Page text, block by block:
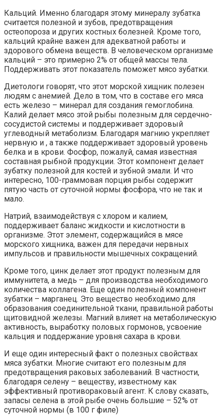
Кальций. Именно благодаря этому минералу зубатка
считается полезной и зубов, предотвращения
остеопороза и других костных болезней. Кроме того,
кальций крайне важен для адекватной работы и
здорового обмена веществ. В человеческом организме
кальций – это примерно 2% от общей массы тела.
Поддерживать этот показатель поможет мясо зубатки.
Диетологи говорят, что этот морской хищник полезен
людям с анемией. Дело в том, что в составе его мяса
есть железо – минерал для создания гемоглобина.
Калий делает мясо этой рыбы полезным для сердечно-
сосудистой системы и поддерживает здоровый
углеводный метаболизм. Благодаря магнию укрепляет
нервную и , а также поддерживает здоровый уровень
белка и в крови. Фосфор, пожалуй, самая известная
составная рыбной продукции. Этот компонент делает
зубатку полезной для костей и зубной эмали. И что
интересно, 100-граммовая порция рыбы содержит
пятую часть от суточной нормы фосфора, что не так и
мало.
Натрий, взаимодействуя с хлором и калием,
поддерживает баланс жидкости и кислотности в
организме. Этот элемент, содержащийся в мясе
морского хищника, важен для передачи нервных
импульсов и правильности мышечных сокращений.
Кроме того, цинк делает этот продукт полезным для
иммунитета, а медь – для производства необходимого
количества коллагена. Еще один полезный компонент
зубатки – марганец. Это вещество необходимо для
образования соединительной ткани, правильной работы
щитовидной железы. Магний влияет на метаболическую
активность, выработку половых гормонов, усвоение
кальция и поддержание уровня сахара в крови.
И еще один интересный факт о полезных свойствах
мяса зубатки. Многие считают его полезным для
предотвращения раковых заболеваний. В частности,
благодаря селену – веществу, известному как
эффективный противораковый агент. К слову сказать,
запасы селена в этой рыбе очень большие – 52% от
суточной нормы (в 100 г филе)